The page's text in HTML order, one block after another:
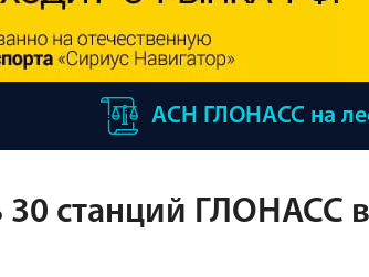
АСН ГЛОНАСС на
30 станций ГЛОНАСС